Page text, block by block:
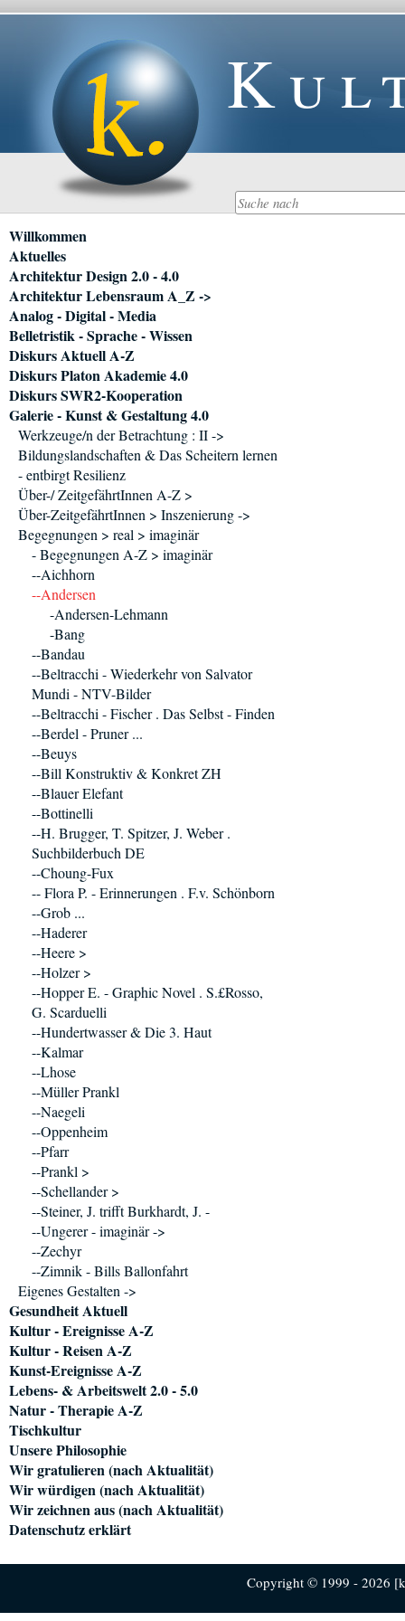
Navigation
überspringen
Willkommen
Aktuelles
Architektur Design 2.0 - 4.0
Architektur Lebensraum A_Z ->
Analog - Digital - Media
Belletristik - Sprache - Wissen
Diskurs Aktuell A-Z
Diskurs Platon Akademie 4.0
Diskurs SWR2-Kooperation
Galerie - Kunst & Gestaltung 4.0
Werkzeuge/n der Betrachtung : II ->
Bildungslandschaften & Das Scheitern lernen
- entbirgt Resilienz
Über-/ ZeitgefährtInnen A-Z >
Über-ZeitgefährtInnen > Inszenierung ->
Begegnungen > real > imaginär
- Begegnungen A-Z > imaginär
--Aichhorn
--Andersen
-Andersen-Lehmann
-Bang
--Bandau
--Beltracchi - Wiederkehr von Salvator
Mundi - NTV-Bilder
--Beltracchi - Fischer . Das Selbst - Finden
--Berdel - Pruner ...
--Beuys
--Bill Konstruktiv & Konkret ZH
--Blauer Elefant
--Bottinelli
--H. Brugger, T. Spitzer, J. Weber .
Suchbilderbuch DE
--Choung-Fux
-- Flora P. - Erinnerungen . F.v. Schönborn
--Grob ...
--Haderer
--Heere >
--Holzer >
--Hopper E. - Graphic Novel . S.£Rosso,
G. Scarduelli
--Hundertwasser & Die 3. Haut
--Kalmar
--Lhose
--Müller Prankl
--Naegeli
--Oppenheim
--Pfarr
--Prankl >
--Schellander >
--Steiner, J. trifft Burkhardt, J. -
--Ungerer - imaginär ->
--Zechyr
--Zimnik - Bills Ballonfahrt
Eigenes Gestalten ->
Gesundheit Aktuell
Kultur - Ereignisse A-Z
Kultur - Reisen A-Z
Kunst-Ereignisse A-Z
Lebens- & Arbeitswelt 2.0 - 5.0
Natur - Therapie A-Z
Tischkultur
Unsere Philosophie
Wir gratulieren (nach Aktualität)
Wir würdigen (nach Aktualität)
Wir zeichnen aus (nach Aktualität)
Datenschutz erklärt
Copyright © 1999 - 2026